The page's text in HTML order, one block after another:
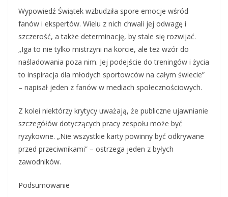
Wypowiedź Świątek wzbudziła spore emocje wśród
fanów i ekspertów. Wielu z nich chwali jej odwagę i
szczerość, a także determinację, by stale się rozwijać.
„Iga to nie tylko mistrzyni na korcie, ale też wzór do
naśladowania poza nim. Jej podejście do treningów i życia
to inspiracja dla młodych sportowców na całym świecie”
– napisał jeden z fanów w mediach społecznościowych.
Z kolei niektórzy krytycy uważają, że publiczne ujawnianie
szczegółów dotyczących pracy zespołu może być
ryzykowne. „Nie wszystkie karty powinny być odkrywane
przed przeciwnikami” – ostrzega jeden z byłych
zawodników.
Podsumowanie